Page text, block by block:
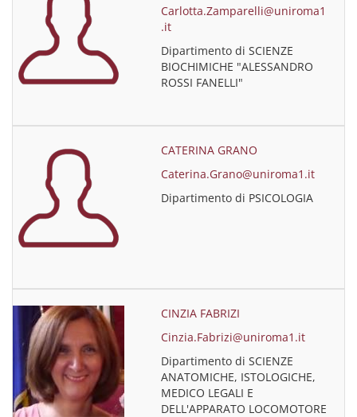
Carlotta.Zamparelli@uniroma1
.it
Dipartimento di SCIENZE
BIOCHIMICHE "ALESSANDRO
ROSSI FANELLI"
CATERINA GRANO
Caterina.Grano@uniroma1.it
Dipartimento di PSICOLOGIA
CINZIA FABRIZI
Cinzia.Fabrizi@uniroma1.it
Dipartimento di SCIENZE
ANATOMICHE, ISTOLOGICHE,
MEDICO LEGALI E
DELL'APPARATO LOCOMOTORE